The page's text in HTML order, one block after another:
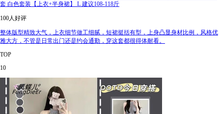
套 白色套装【上衣+半身裙】 L 建议108-118斤
100人好评
整体版型精致大气，上衣细节做工细腻，短裙挺括有型，上身凸显身材比例，风格优
雅大方，不管是日常出门还是约会通勤，穿这套都很得体耐看。
TOP
10